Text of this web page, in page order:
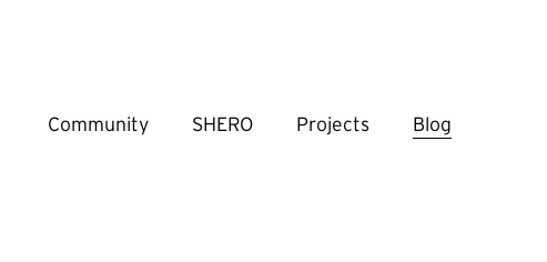
Community SHERO Projects Blog